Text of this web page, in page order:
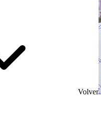
Volver